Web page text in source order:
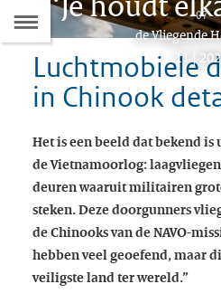
07
Dit
artikel
hoort
bij:
de Vliegende
11 |
Luchtmobiele
in Chinook
Het is een beeld dat bekend
de Vietnamoorlog:
deuren waaruit militairen
steken. Dezedoorgunners
de Chinooks van de NAVO-
hebben veel geoefend, maar
veiligste land ter wereld.”
Naar
de
Inhoudsopgave